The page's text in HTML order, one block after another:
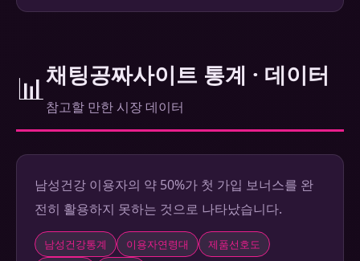
📊 채팅공짜사이트 통계 · 데이터
참고할 만한 시장 데이터
남성건강 이용자의 약 50%가 첫 가입 보너스를 완
전히 활용하지 못하는 것으로 나타났습니다.
남성건강통계 이용자연령대
제품선호도